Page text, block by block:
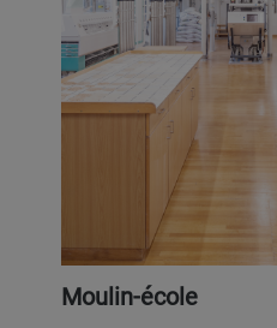
Moulin-école